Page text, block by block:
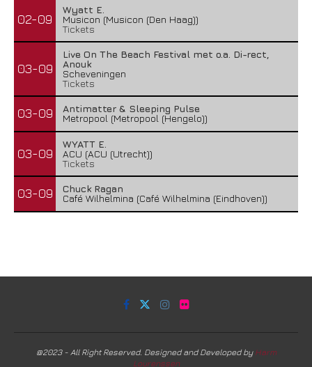
02-09
Wyatt E.
Musicon (Musicon (Den Haag))
Tickets
03-09
Live On The Beach Festival met o.a. Di-rect,
Anouk
Scheveningen
Tickets
03-09
Antimatter & Sleeping Pulse
Metropool (Metropool (Hengelo))
03-09
WYATT E.
ACU (ACU (Utrecht))
Tickets
03-09
Chuck Ragan
Café Wilhelmina (Café Wilhelmina (Eindhoven))
@2023 - All Right Reserved. Designed and Developed by Harm
Lourenssen